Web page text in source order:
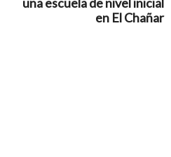
en El Chañar